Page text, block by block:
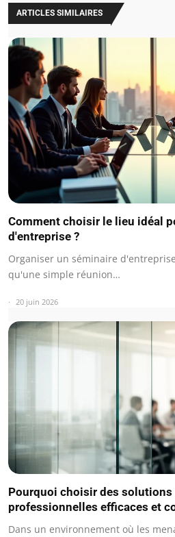
ARTICLES SIMILAIRES
Comment choisir le lieu idéal
d'entreprise ?
Organiser un séminaire
qu'une simple réunion…
20 juin 2026
Pourquoi choisir des solutions
professionnelles efficaces et
Dans un environnement où les